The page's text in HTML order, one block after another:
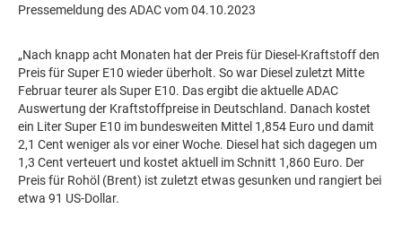
Pressemeldung des ADAC vom 04.10.2023
„Nach knapp acht Monaten hat der Preis für Diesel-Kraftstoff den
Preis für Super E10 wieder überholt. So war Diesel zuletzt Mitte
Februar teurer als Super E10. Das ergibt die aktuelle ADAC
Auswertung der Kraftstoffpreise in Deutschland. Danach kostet
ein Liter Super E10 im bundesweiten Mittel 1,854 Euro und damit
2,1 Cent weniger als vor einer Woche. Diesel hat sich dagegen um
1,3 Cent verteuert und kostet aktuell im Schnitt 1,860 Euro. Der
Preis für Rohöl (Brent) ist zuletzt etwas gesunken und rangiert bei
etwa 91 US-Dollar.